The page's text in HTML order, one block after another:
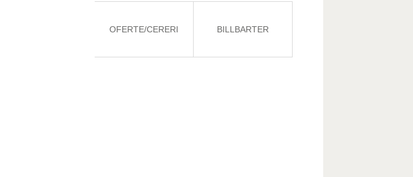
OFERTE/CERERI BILLBARTER